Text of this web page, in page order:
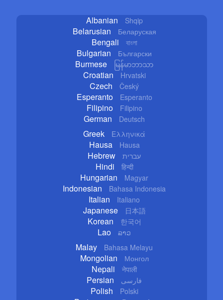
Albanian Shqip
Belarusian Беларуская
Bengali বাংলা
Bulgarian Български
Burmese မြန်မာဘာသာ
Croatian Hrvatski
Czech Český
Esperanto Esperanto
Filipino Filipino
German Deutsch
Greek Ελληνικά
Hausa Hausa
Hebrew עברית
Hindi हिन्दी
Hungarian Magyar
Indonesian Bahasa Indonesia
Italian Italiano
Japanese 日本語
Korean 한국어
Lao ລາວ
Malay Bahasa Melayu
Mongolian Монгол
Nepali नेपाली
Persian فارسی
Polish Polski